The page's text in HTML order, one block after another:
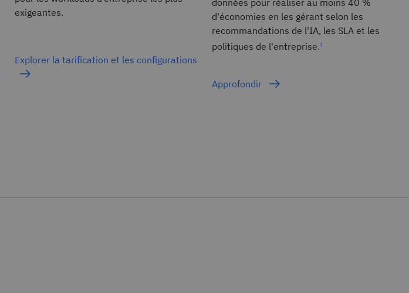
exigeantes.
Explorer la tarification et les configurations
d'économies en les gérant selon les
recommandations de l'IA, les SLA et les
politiques de l'entreprise.1
Approfondir